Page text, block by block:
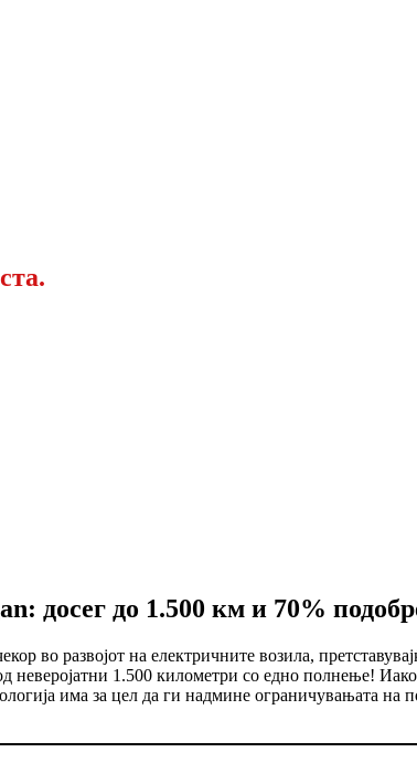
досег до 1.500 км и 70%
во развојот на електричните возила,
неверојатни 1.500 километри со едно полнење!
има за цел да ги надмине ограничувањата на